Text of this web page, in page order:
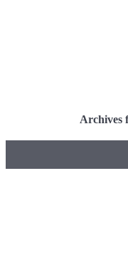
Archives